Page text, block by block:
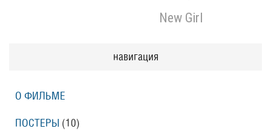
New Girl
навигация
О ФИЛЬМЕ
ПОСТЕРЫ (10)